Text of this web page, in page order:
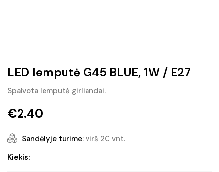
LED lemputė G45 BLUE, 1W / E27
Spalvota lemputė girliandai.
€2.40
Sandėlyje turime: virš 20 vnt.
produkto
Kiekis: